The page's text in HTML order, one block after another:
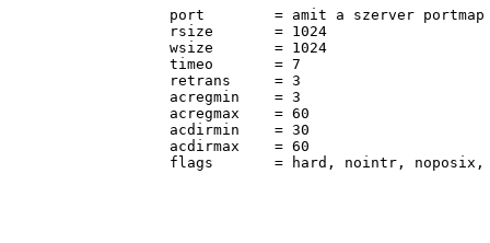
    port      	= amit a szerver portmap démonja ad meg
    rsize     	= 1024
    wsize      	= 1024
    timeo      	= 7
    retrans    	= 3
    acregmin	= 3
    acregmax	= 60
    acdirmin	= 30
    acdirmax	= 60
flags      	= hard, nointr,